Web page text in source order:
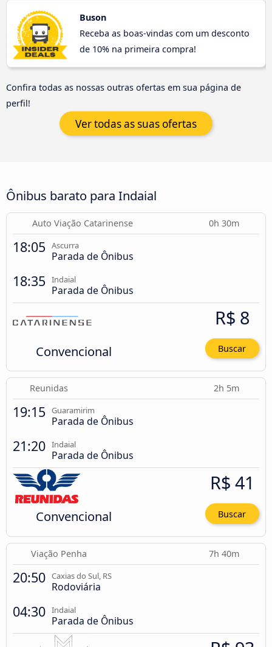
Buson
Receba as boas-vindas com um desconto
de 10% na primeira compra!
Confira todas as nossas outras ofertas em sua página de
perfil!
Ver todas as suas ofertas
Ônibus barato para Indaial
Auto Viação Catarinense 0h 30m
18:05 Ascurra
Parada de Ônibus
18:35 Indaial
Parada de Ônibus
Convencional
R$ 8
Buscar
Reunidas 2h 5m
19:15 Guaramirim
Parada de Ônibus
21:20 Indaial
Parada de Ônibus
Convencional
R$ 41
Buscar
Viação Penha 7h 40m
20:50 Caxias do Sul, RS
Rodoviária
04:30 Indaial
Parada de Ônibus